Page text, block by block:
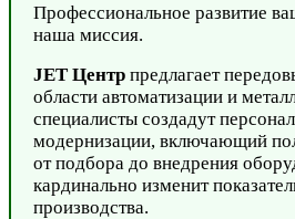
Профессиональное развитие
наша миссия.
JET Центр предлагает
области автоматизации и
специалисты создадут
модернизации, включающий
от подбора до внедрения
кардинально изменит
производства.